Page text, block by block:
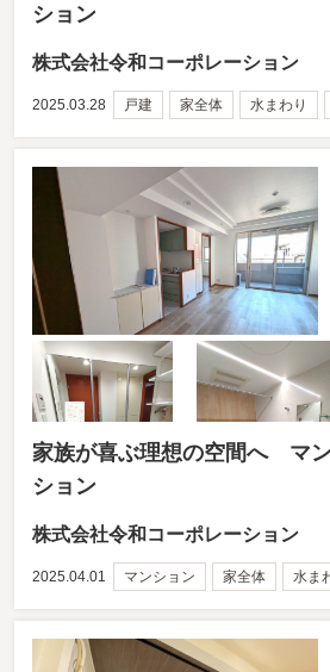
ション
株式会社令和コーポレーション
2025.03.28 戸建 家全体 水まわり
家族が喜ぶ理想の空間へ マ
ション
株式会社令和コーポレーション
2025.04.01 マンション 家全体 水ま